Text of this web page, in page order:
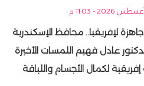
لإفريقيا.. محافظ الإسكندرية
عادل فهيم اللمسات الأخيرة
إفريقية لكمال الأجسام واللياقة